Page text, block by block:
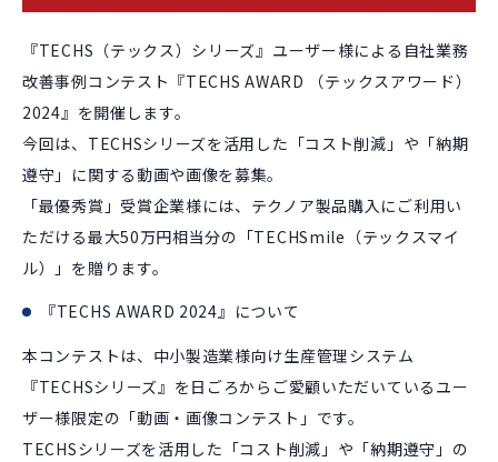
『TECHS（テックス）シリーズ』ユーザー様による自社業務
改善事例コンテスト『TECHS AWARD （テックスアワード）
2024』を開催します。
今回は、TECHSシリーズを活用した「コスト削減」や「納期
遵守」に関する動画や画像を募集。
「最優秀賞」受賞企業様には、テクノア製品購入にご利用い
ただける最大50万円相当分の「TECHSmile（テックスマイ
ル）」を贈ります。
『TECHS AWARD 2024』について
本コンテストは、中小製造業様向け生産管理システム
『TECHSシリーズ』を日ごろからご愛顧いただいているユー
ザー様限定の「動画・画像コンテスト」です。
TECHSシリーズを活用した「コスト削減」や「納期遵守」の